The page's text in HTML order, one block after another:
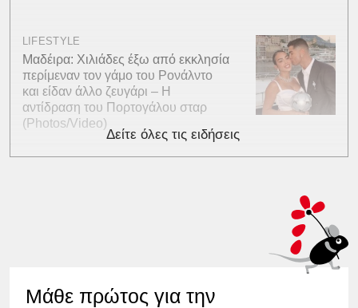
LIFESTYLE
Μαδέιρα: Χιλιάδες έξω από εκκλησία
περίμεναν τον γάμο του Ρονάλντο
και είδαν άλλο ζευγάρι – Η
αντίδραση του Πορτογάλου σταρ
(Photos/Video)
Δείτε όλες τις ειδήσεις
Μάθε πρώτος για την